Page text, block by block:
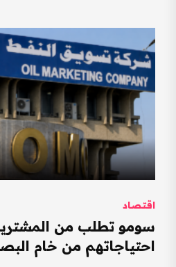
اقتصاد
سومو تطلب من
احتياجاتهم من خام